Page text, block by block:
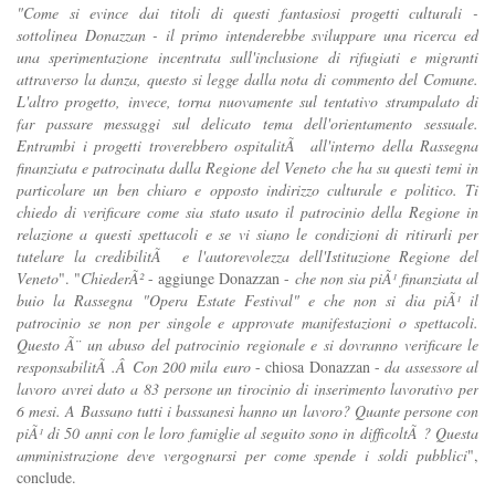
"Come si evince dai titoli di questi fantasiosi progetti culturali -
sottolinea Donazzan - il primo intenderebbe sviluppare una ricerca ed
una sperimentazione incentrata sull'inclusione di rifugiati e migranti
attraverso la danza, questo si legge dalla nota di commento del Comune.
L'altro progetto, invece, torna nuovamente sul tentativo strampalato di
far passare messaggi sul delicato tema dell'orientamento sessuale.
Entrambi i progetti troverebbero ospitalitÃ all'interno della Rassegna
finanziata e patrocinata dalla Regione del Veneto che ha su questi temi in
particolare un ben chiaro e opposto indirizzo culturale e politico. Ti
chiedo di verificare come sia stato usato il patrocinio della Regione in
relazione a questi spettacoli e se vi siano le condizioni di ritirarli per
tutelare la credibilitÃ e l'autorevolezza dell'Istituzione Regione del
Veneto". "ChiederÃ²- aggiunge Donazzan - che non sia piÃ¹ finanziata al
buio la Rassegna "Opera Estate Festival" e che non si dia piÃ¹ il
patrocinio se non per singole e approvate manifestazioni o spettacoli.
Questo Ã¨ un abuso del patrocinio regionale e si dovranno verificare le
responsabilitÃ .Â Con 200 mila euro- chiosa Donazzan -da assessore al
lavoro avrei dato a 83 persone un tirocinio di inserimento lavorativo per
6 mesi. A Bassano tutti i bassanesi hanno un lavoro? Quante persone con
piÃ¹ di 50 anni con le loro famiglie al seguito sono in difficoltÃ ? Questa
amministrazione deve vergognarsi per come spende i soldi pubblici",
conclude.